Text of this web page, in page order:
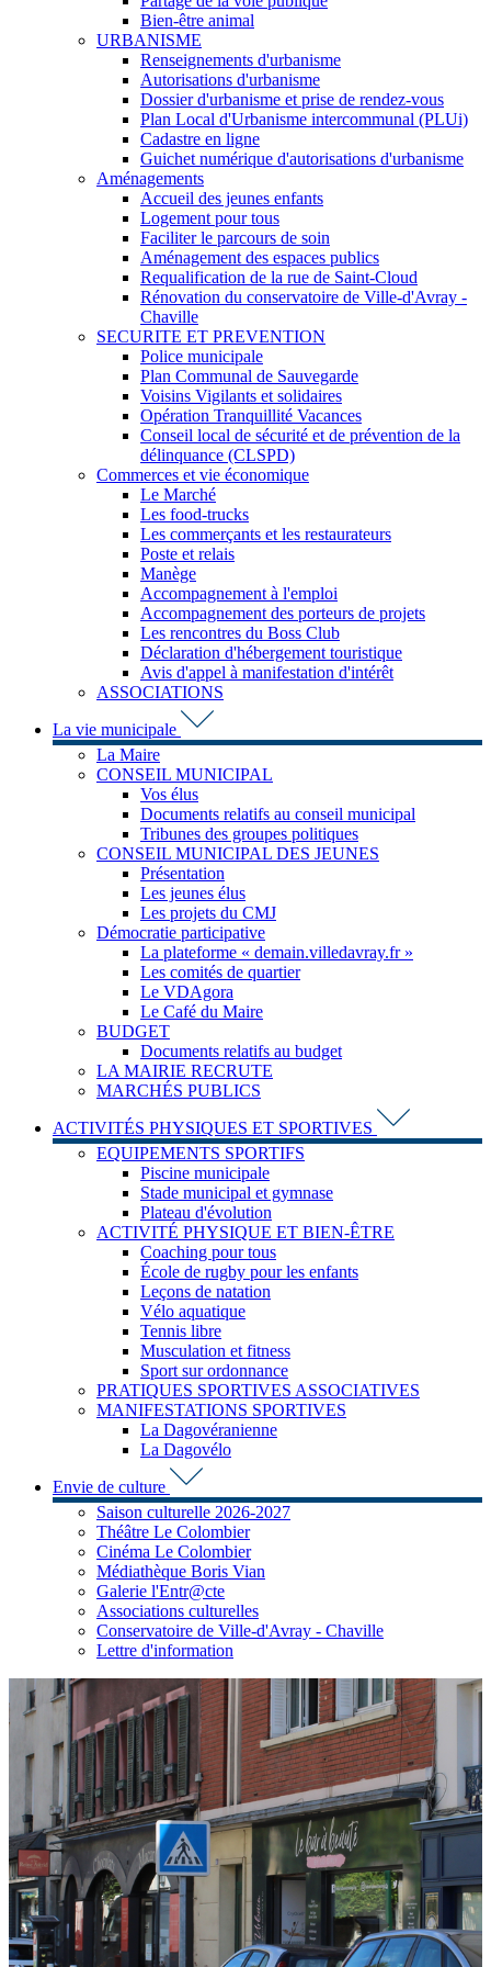
Bien-être animal
URBANISME
Renseignements d'urbanisme
Autorisations d'urbanisme
Dossier d'urbanisme et prise de rendez-vous
Plan Local d'Urbanisme intercommunal (PLUi)
Cadastre en ligne
Guichet numérique d'autorisations d'urbanisme
Aménagements
Accueil des jeunes enfants
Logement pour tous
Faciliter le parcours de soin
Aménagement des espaces publics
Requalification de la rue de Saint-Cloud
Rénovation du conservatoire de Ville-d'Avray -
Chaville
SECURITE ET PREVENTION
Police municipale
Plan Communal de Sauvegarde
Voisins Vigilants et solidaires
Opération Tranquillité Vacances
Conseil local de sécurité et de prévention de la
délinquance (CLSPD)
Commerces et vie économique
Le Marché
Les food-trucks
Les commerçants et les restaurateurs
Poste et relais
Manège
Accompagnement à l'emploi
Accompagnement des porteurs de projets
Les rencontres du Boss Club
Déclaration d'hébergement touristique
Avis d'appel à manifestation d'intérêt
ASSOCIATIONS
La vie municipale
La Maire
CONSEIL MUNICIPAL
Vos élus
Documents relatifs au conseil municipal
Tribunes des groupes politiques
CONSEIL MUNICIPAL DES JEUNES
Présentation
Les jeunes élus
Les projets du CMJ
Démocratie participative
La plateforme « demain.villedavray.fr »
Les comités de quartier
Le VDAgora
Le Café du Maire
BUDGET
Documents relatifs au budget
LA MAIRIE RECRUTE
MARCHÉS PUBLICS
ACTIVITÉS PHYSIQUES ET SPORTIVES
EQUIPEMENTS SPORTIFS
Piscine municipale
Stade municipal et gymnase
Plateau d'évolution
ACTIVITÉ PHYSIQUE ET BIEN-ÊTRE
Coaching pour tous
École de rugby pour les enfants
Leçons de natation
Vélo aquatique
Tennis libre
Musculation et fitness
Sport sur ordonnance
PRATIQUES SPORTIVES ASSOCIATIVES
MANIFESTATIONS SPORTIVES
La Dagovéranienne
La Dagovélo
Envie de culture
Saison culturelle 2026-2027
Théâtre Le Colombier
Cinéma Le Colombier
Médiathèque Boris Vian
Galerie l'Entr@cte
Associations culturelles
Conservatoire de Ville-d'Avray - Chaville
Lettre d'information